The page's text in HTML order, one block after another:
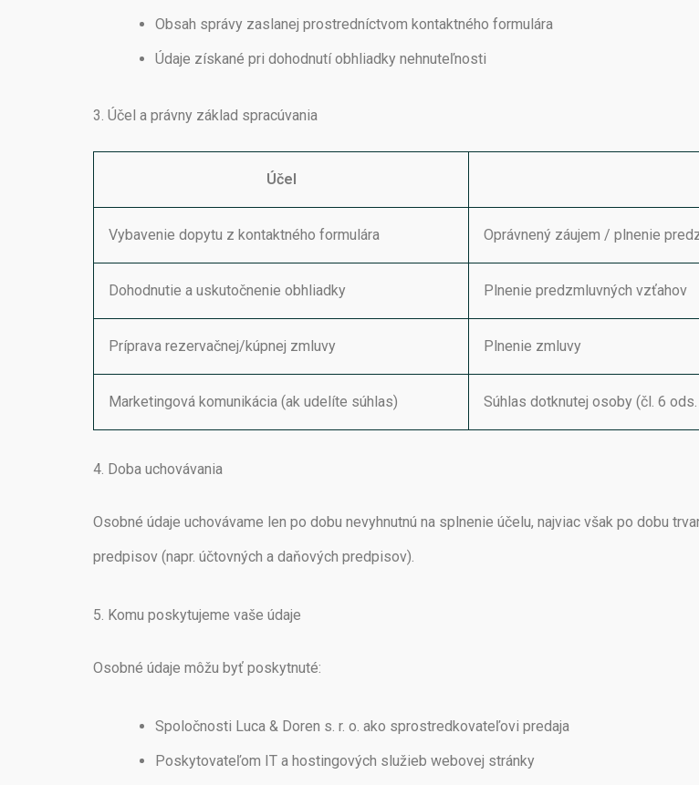
Obsah správy zaslanej prostredníctvom kontaktného formulára
Údaje získané pri dohodnutí obhliadky nehnuteľnosti
3. Účel a právny základ spracúvania
Účel
Vybavenie dopytu z kontaktného formulára Oprávnený záujem / plnenie
Dohodnutie a uskutočnenie obhliadky Plnenie predzmluvných vzťahov
Príprava rezervačnej/kúpnej zmluvy Plnenie zmluvy
Marketingová komunikácia (ak udelíte súhlas) Súhlas dotknutej osoby (čl. 6
4. Doba uchovávania
Osobné údaje uchovávame len po dobu nevyhnutnú na splnenie účelu, najviac však po dobu
predpisov (napr. účtovných a daňových predpisov).
5. Komu poskytujeme vaše údaje
Osobné údaje môžu byť poskytnuté:
Spoločnosti Luca & Doren s. r. o. ako sprostredkovateľovi predaja
Poskytovateľom IT a hostingových služieb webovej stránky